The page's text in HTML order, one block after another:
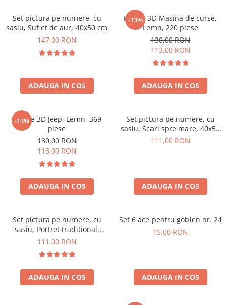
Set pictura pe numere, cu
sasiu, Suflet de aur, 40x50 cm
147,00 RON
ADAUGA IN COS
-13%
Puzzle 3D Masina de curse,
Lemn, 220 piese
130,00 RON
113,00 RON
ADAUGA IN COS
-13%
Puzzle 3D Jeep, Lemn, 369
piese
130,00 RON
113,00 RON
ADAUGA IN COS
Set pictura pe numere, cu
sasiu, Scari spre mare, 40x50
cm
111,00 RON
ADAUGA IN COS
Set pictura pe numere, cu
sasiu, Portret traditional,
40x50 cm
111,00 RON
ADAUGA IN COS
Set 6 ace pentru goblen nr. 24
15,00 RON
ADAUGA IN COS